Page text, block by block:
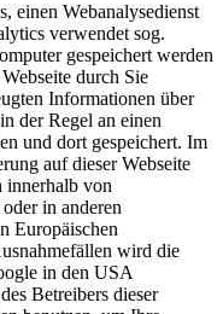
einen Webanalysedienst
verwendet sog.
gespeichert werden
durch Sie
Informationen über
der Regel an einen
und dort gespeichert. Im
auf dieser Webseite
innerhalb von
in anderen
Europäischen
wird die
in den USA
Betreibers dieser